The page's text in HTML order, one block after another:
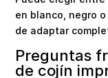
en blanco, negro
de adaptar
Preguntas
de cojín